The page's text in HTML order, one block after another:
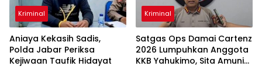
Kriminal
Aniaya Kekasih Sadis,
Polda Jabar Periksa
Kejiwaan Taufik Hidayat
Kriminal
Satgas Ops Damai Cartenz
2026 Lumpuhkan Anggota
KKB Yahukimo, Sita Amunisi